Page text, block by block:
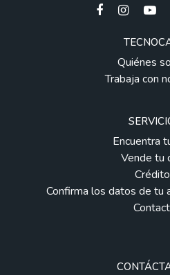
Quiénes
Trabaja con
Encuentra
Vende tu
Confirma los datos de tu